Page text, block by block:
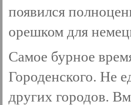
появился
орешком для
Самое бурное
Городенского. Не
других городов.